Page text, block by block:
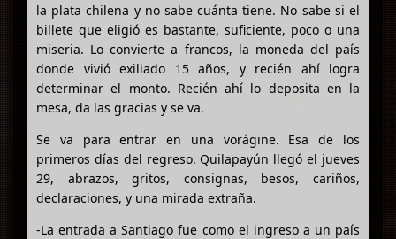
la plata chilena y no sabe cuánta tiene. No sabe si el
billete que eligió es bastante, suficiente, poco o una
miseria. Lo convierte a francos, la moneda del país
donde vivió exiliado 15 años, y recién ahí logra
determinar el monto. Recién ahí lo deposita en la
mesa, da las gracias y se va.
Se va para entrar en una vorágine. Esa de los
primeros días del regreso. Quilapayún llegó el jueves
29, abrazos, gritos, consignas, besos, cariños,
declaraciones, y una mirada extraña.
-La entrada a Santiago fue como el ingreso a un país